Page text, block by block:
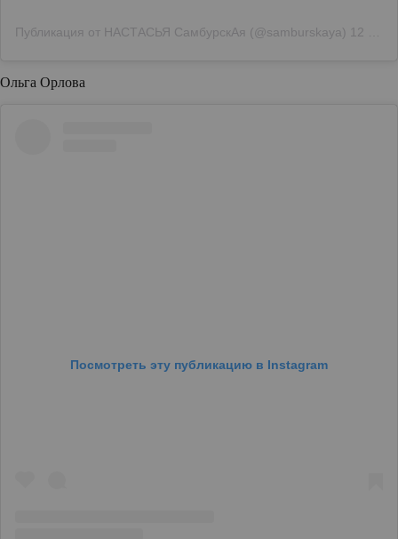
Публикация от НАСТАСЬЯ СамбурскАя (@samburskaya) 12 Фев 2018 в 11:21 PST
Ольга Орлова
Посмотреть эту публикацию в Instagram